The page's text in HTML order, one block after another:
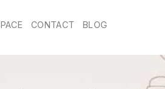
CONTACT BLOG